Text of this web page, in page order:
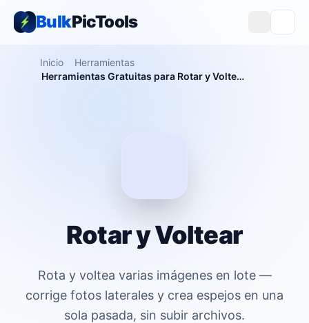
BulkPicTools
Inicio
Herramientas
Herramientas Gratuitas para Rotar y Voltear Imágenes — Rotación y Volteo en Lote
Rotar y Voltear
Rota y voltea varias imágenes en lote —
corrige fotos laterales y crea espejos en una
sola pasada, sin subir archivos.